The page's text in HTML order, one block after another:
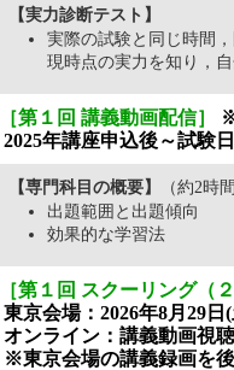
【実力診断テスト】
実際の試験と同じ時間
現時点の実力を知り，
［第１回 講義動画配信］
2025年講座申込後～試験
【専門科目の概要】
（約2時間
出題範囲と出題傾向
効果的な学習法
［第１回 スクーリング（
東京会場：2026年8月29日
オンライン：講義動画視聴
※東京会場の講義録画を後